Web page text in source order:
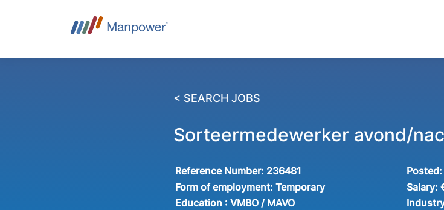
< SEARCH JOBS
Sorteermedewerker avond/
Reference Number: 236481 Posted:
Form of employment:Temporary Salary:
Education : VMBO / MAVO